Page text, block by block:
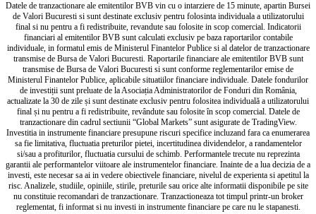
Datele de tranzactionare ale emitentilor BVB vin cu o intarziere de 15 minute, apartin Bursei
de Valori Bucuresti si sunt destinate exclusiv pentru folosinta individuala a utilizatorului
final si nu pentru a fi redistribuite, revandute sau folosite in scop comercial. Indicatorii
financiari al emitentilor BVB sunt calculati exclusiv pe baza raportarilor contabile
individuale, in formatul emis de Ministerul Finantelor Publice si al datelor de tranzactionare
transmise de Bursa de Valori Bucuresti. Raportarile financiare ale emitentilor BVB sunt
transmise de Bursa de Valori Bucuresti si sunt conforme reglementarilor emise de
Ministerul Finantelor Publice, aplicabile situatiilor financiare individuale. Datele fondurilor
de investiții sunt preluate de la Asociația Administratorilor de Fonduri din România,
actualizate la 30 de zile și sunt destinate exclusiv pentru folositea individuală a utilizatorului
final și nu pentru a fi redistribuite, revândute sau folosite în scop comercial. Datele de
tranzactionare din cadrul sectiunii “Global Markets” sunt asigurate de TradingView.
Investitia in instrumente financiare presupune riscuri specifice incluzand fara ca enumerarea
sa fie limitativa, fluctuatia preturilor pietei, incertitudinea dividendelor, a randamentelor
si/sau a profiturilor, fluctuatia cursului de schimb. Performantele trecute nu reprezinta
garantii ale performantelor viitoare ale instrumentelor financiare. Inainte de a lua decizia de a
investi, este necesar sa ai in vedere obiectivele financiare, nivelul de experienta si apetitul la
risc. Analizele, studiile, opiniile, stirile, preturile sau orice alte informatii disponibile pe site
nu constituie recomandari de tranzactionare. Tranzactioneaza tot timpul printr-un broker
reglementat, fi informat si nu investi in instrumente financiare pe care nu le stapanesti.